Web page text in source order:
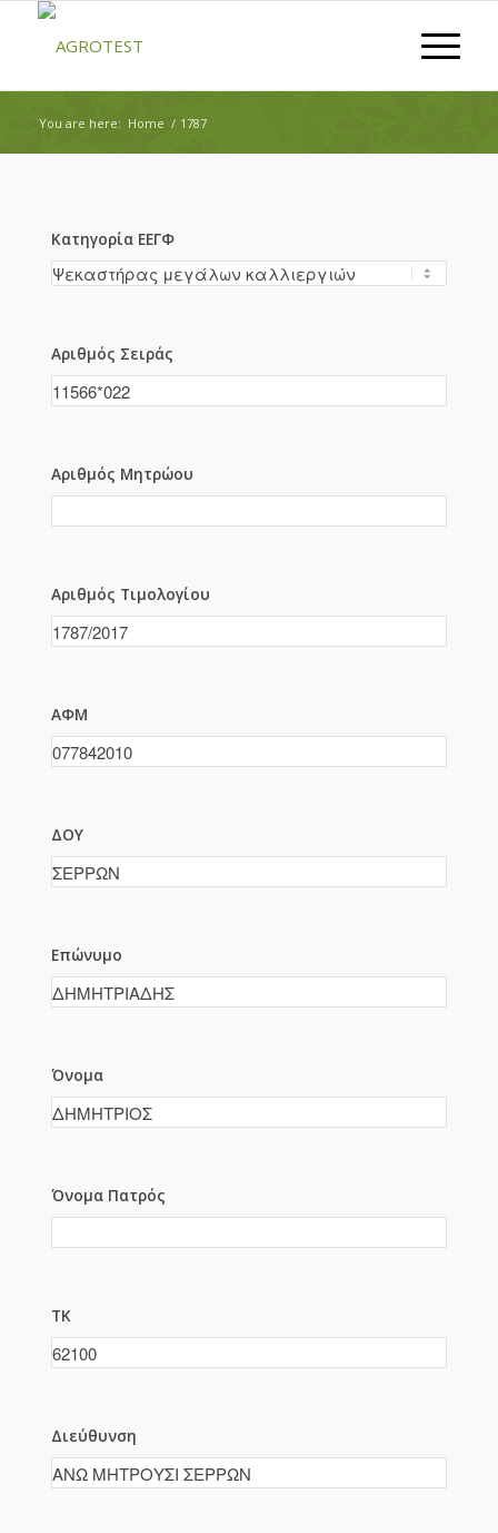
You are here: Home / 1787
Κατηγορία ΕΕΓΦ
Αριθμός Σειράς
Αριθμός Μητρώου
Αριθμός Τιμολογίου
ΑΦΜ
ΔΟΥ
Επώνυμο
Όνομα
Όνομα Πατρός
ΤΚ
Διεύθυνση